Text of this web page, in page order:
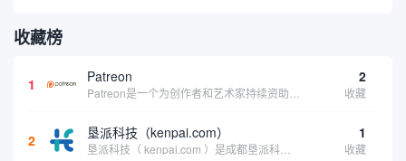
收藏榜
1 Patreon 2
收藏
2 垦派科技（kenpai.com） 1
收藏